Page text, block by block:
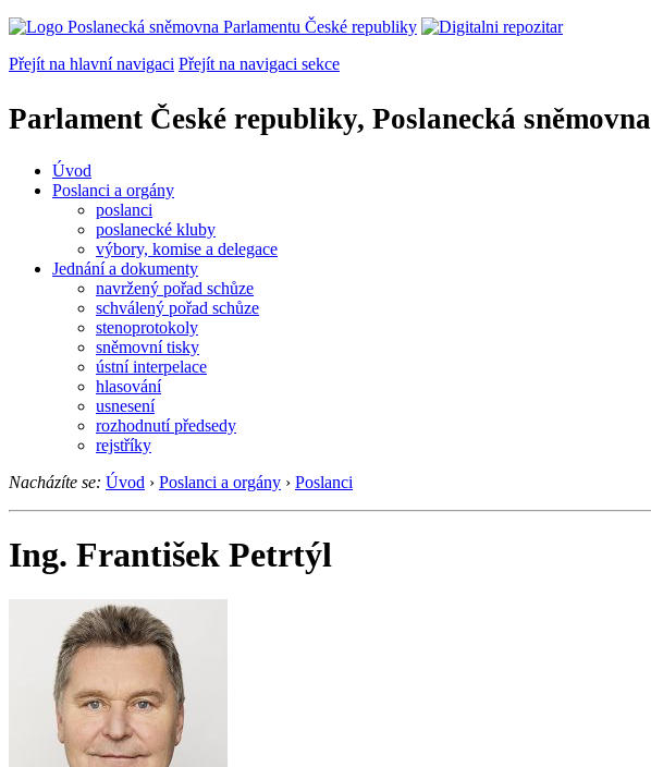
Přejít na hlavní navigaci Přejít na navigaci sekce
Parlament České republiky, Poslanecká sněmovna
Úvod
Poslanci a orgány
poslanci
poslanecké kluby
výbory, komise a delegace
Jednání a dokumenty
navržený pořad schůze
schválený pořad schůze
stenoprotokoly
sněmovní tisky
ústní interpelace
hlasování
usnesení
rozhodnutí předsedy
rejstříky
Nacházíte se: Úvod › Poslanci a orgány › Poslanci
Ing. František Petrtýl